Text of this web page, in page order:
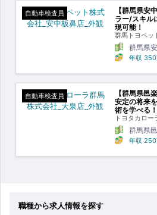
自動車検査員
【群馬県安
ラー/スキル
現可能！
群馬トヨペッ
群馬県
年収 350
自動車検査員
【群馬県邑
安定の将来
術を学べる！
トヨタカロ
群馬県
年収 250
職種から求人情報を探す